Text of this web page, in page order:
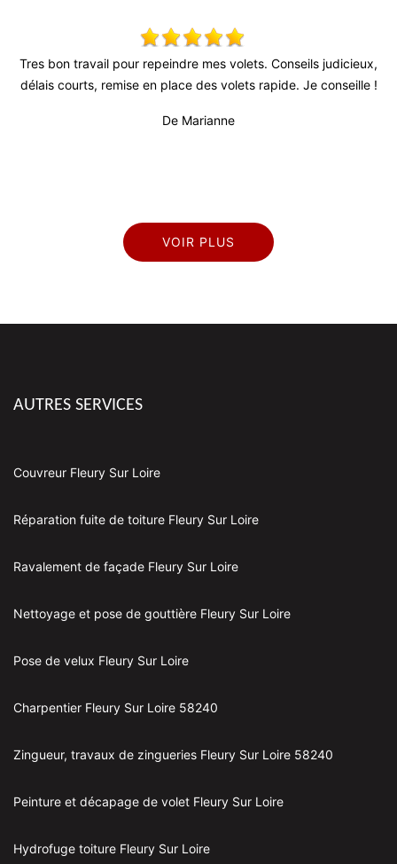
bon travail pour repeindre mes volets. Conseils judicieux,
courts, remise en place des volets rapide. Je conseille !
De Marianne
Super
VOIR PLUS
AUTRES SERVICES
Couvreur Fleury Sur Loire
Réparation fuite de toiture Fleury Sur Loire
Ravalement de façade Fleury Sur Loire
Nettoyage et pose de gouttière Fleury Sur Loire
Pose de velux Fleury Sur Loire
Charpentier Fleury Sur Loire 58240
Zingueur, travaux de zingueries Fleury Sur Loire 58240
Peinture et décapage de volet Fleury Sur Loire
Hydrofuge toiture Fleury Sur Loire